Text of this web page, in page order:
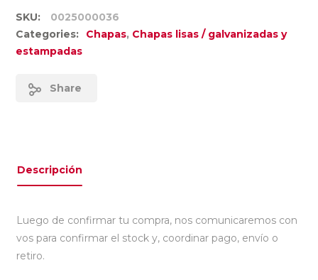
SKU:
0025000036
Categories:
Chapas, Chapas lisas / galvanizadas y
estampadas
Share
Descripción
Luego de confirmar tu compra, nos comunicaremos con
vos para confirmar el stock y, coordinar pago, envío o
retiro.